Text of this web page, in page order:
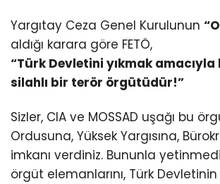
Yargıtay Ceza Genel Kurulunun
aldığı karara göre FETÖ,
“Türk Devletini yıkmak
silahlı bir terör örgütüdür!”
Sizler, CIA ve MOSSAD uşağı bu
Ordusuna, Yüksek Yargısına,
imkanı verdiniz. Bununla
örgüt elemanlarını, Türk Devletinin